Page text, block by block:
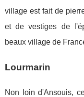
village est fait de
et de vestiges de
beaux village de
Lourmarin
Non loin d'Ansouis,